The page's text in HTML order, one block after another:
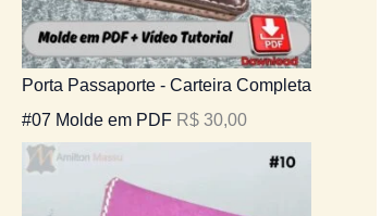
Porta Passaporte - Carteira Completa
#07 Molde em PDF R$ 30,00